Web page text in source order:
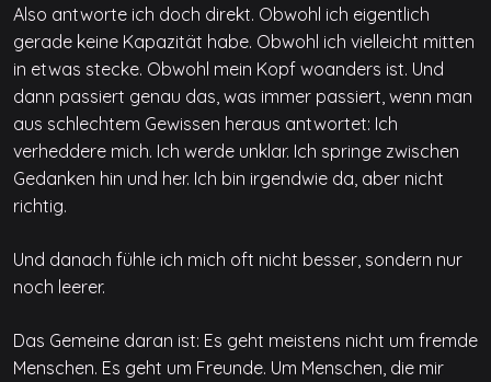
Also antworte ich doch direkt. Obwohl ich eigentlich
gerade keine Kapazität habe. Obwohl ich vielleicht mitten
in etwas stecke. Obwohl mein Kopf woanders ist. Und
dann passiert genau das, was immer passiert, wenn man
aus schlechtem Gewissen heraus antwortet: Ich
verheddere mich. Ich werde unklar. Ich springe zwischen
Gedanken hin und her. Ich bin irgendwie da, aber nicht
richtig.
Und danach fühle ich mich oft nicht besser, sondern nur
noch leerer.
Das Gemeine daran ist: Es geht meistens nicht um fremde
Menschen. Es geht um Freunde. Um Menschen, die mir